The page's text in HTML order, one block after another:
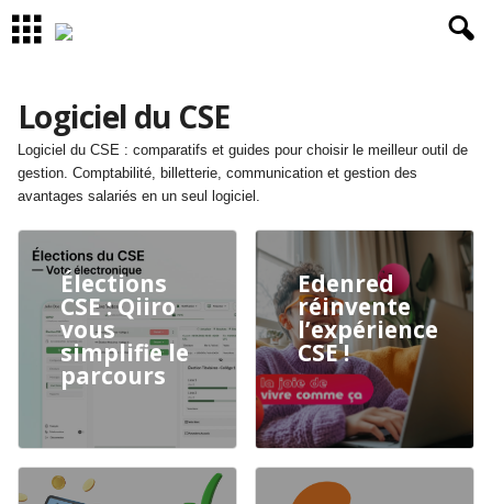
Logiciel du CSE
Logiciel du CSE : comparatifs et guides pour choisir le meilleur outil de
gestion. Comptabilité, billetterie, communication et gestion des
avantages salariés en un seul logiciel.
Élections
CSE : Qiiro
vous
simplifie le
parcours
Edenred
réinvente
l’expérience
CSE !